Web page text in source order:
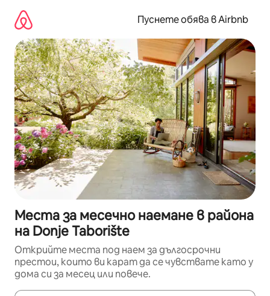
съдържанието
Пуснете обява в Airbnb
Места за месечно наемане в района
на Donje Taborište
Открийте места под наем за дългосрочни
престои, които ви карат да се чувствате като у
дома си за месец или повече.